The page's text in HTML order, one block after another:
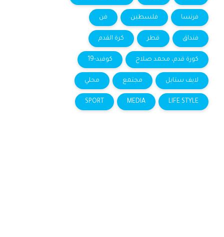
فرنسا فلسطين فن
فنداق قطر كرة القدم
كورة قدم، محمد صلاح كوفيد-19
لايف ستايل مجتمع محلي
LIFE STYLE
MEDIA
SPORT